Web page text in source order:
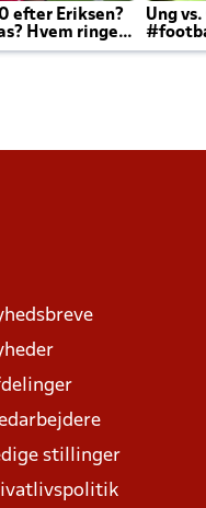
efter Eriksen?
Hvem ringer
kampe?
Ung
stillinger